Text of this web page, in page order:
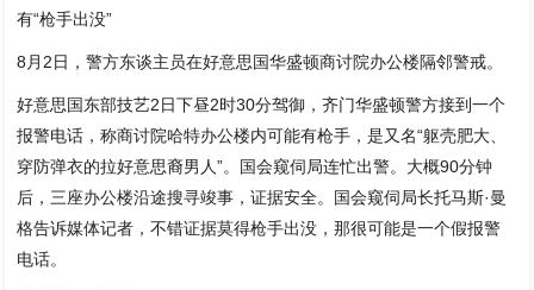
有“枪手出没”
8月2日，警方东谈主员在好意思国华盛顿商讨院办公楼隔邻警戒。
好意思国东部技艺2日下昼2时30分驾御，齐门华盛顿警方接到一个
报警电话，称商讨院哈特办公楼内可能有枪手，是又名“躯壳肥大、
穿防弹衣的拉好意思裔男人”。国会窥伺局连忙出警。大概90分钟
后，三座办公楼沿途搜寻竣事，证据安全。国会窥伺局长托马斯·曼
格告诉媒体记者，不错证据莫得枪手出没，那很可能是一个假报警
电话。